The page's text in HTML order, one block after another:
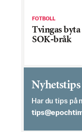
FOTBOLL
Tvingas
SOK-bråk
Nyhetstips
Har du tips på